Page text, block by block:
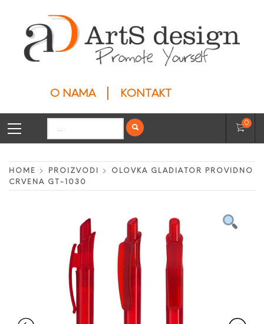
content
ARTS DESIGN
O NAMA KONTAKT
Primary
for:
0
HOME PROIZVODI
OLOVKA GLADIATOR PROVIDNO
CRVENA GT-1030